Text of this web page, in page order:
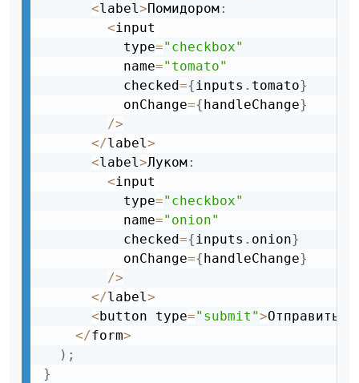
<label>Помидором:
<input
          type
="checkbox"
          name
="tomato"
          checked
={inputs . tomato}
          onChange
={ handleChange}
/>
</label>
<label>Луком:
<input
          type
="checkbox"
          name
="onion"
          checked
={inputs . onion}
          onChange
={ handleChange}
/>
</label>
< button type="submit">Отправить
</form>
) ;
}